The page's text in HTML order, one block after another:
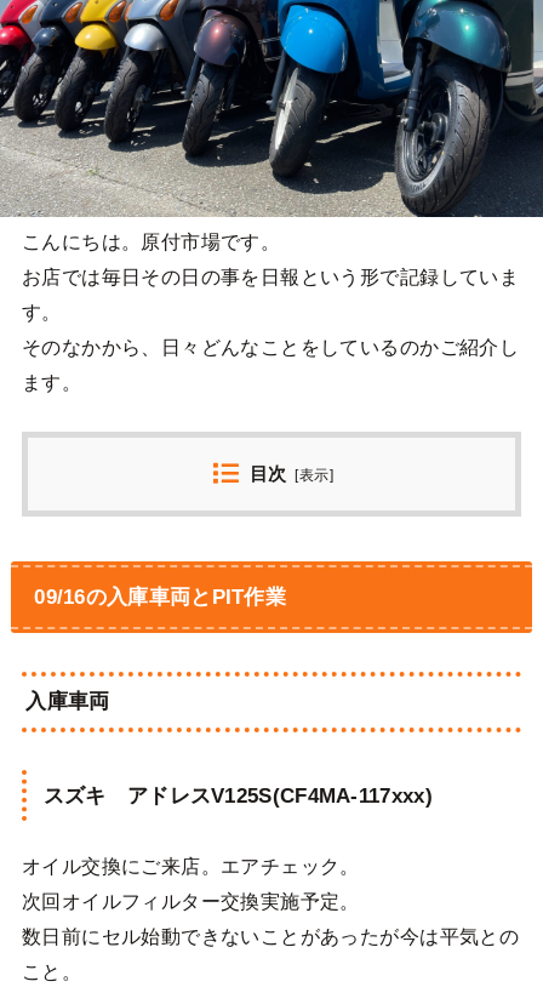
こんにちは。原付市場です。
お店では毎日その日の事を日報という形で記録していま
す。
そのなかから、日々どんなことをしているのかご紹介し
ます。
目次 [表示]
09/16の入庫車両とPIT作業
入庫車両
スズキ アドレスV125S(CF4MA-117xxx)
オイル交換にご来店。エアチェック。
次回オイルフィルター交換実施予定。
数日前にセル始動できないことがあったが今は平気との
こと。